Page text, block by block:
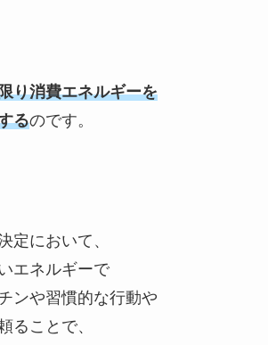
り消費エネルギーを
るのです。
定において、
エネルギーで
ンや習慣的な行動や
ることで、